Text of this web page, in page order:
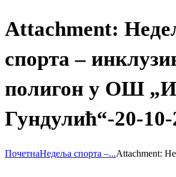
Attachment:
спорта –
полигон у ОШ
Гундулић“-20-
ПочетнаНедеља спорта –...Attachment: